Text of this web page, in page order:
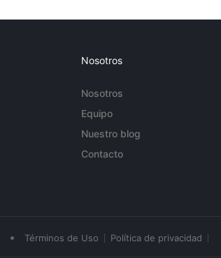
Nosotros
Nosotros
Equipo
Nuestro blog
Contacto
• Términos de Uso Política de privacidad